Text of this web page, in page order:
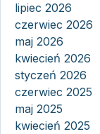
lipiec 2026
czerwiec 2026
maj 2026
kwiecień 2026
styczeń 2026
czerwiec 2025
maj 2025
kwiecień 2025